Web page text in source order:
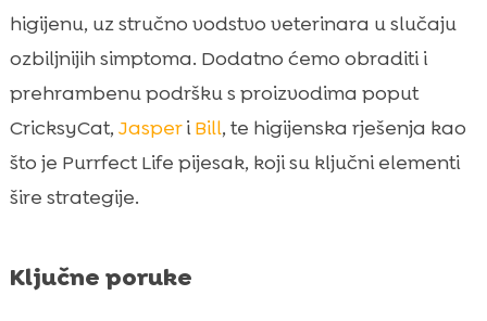
higijenu, uz stručno vodstvo veterinara u slučaju
ozbiljnijih simptoma. Dodatno ćemo obraditi i
prehrambenu podršku s proizvodima poput
CricksyCat, JasperiBill, te higijenska rješenja kao
što je Purrfect Life pijesak, koji su ključni elementi
šire strategije.
Ključne poruke